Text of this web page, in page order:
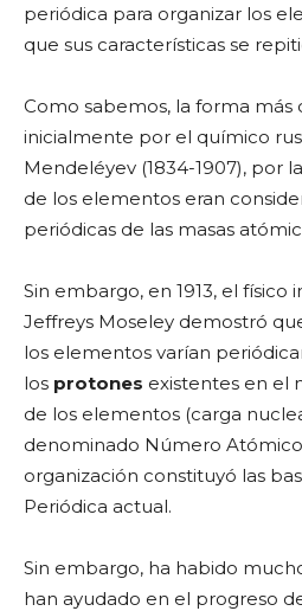
periódica para organizar los
que sus características se
Como sabemos, la forma
inicialmente por el químico
Mendeléyev (1834-1907), por
de los elementos eran
periódicas de las masas
Sin embargo, en 1913, el físico
Jeffreys Moseley demostró
los elementos varían
los protones existentes en el
de los elementos (carga
denominado Número Atómico
organización constituyó las
Periódica actual.
Sin embargo, ha habido
han ayudado en el progreso